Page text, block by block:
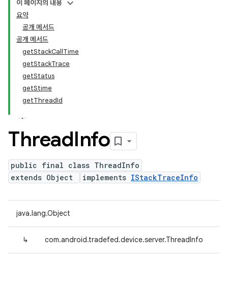
이 페이지의 내용
요약
공개 메서드
공개 메서드
getStackCallTime
getStackTrace
getStatus
getStime
getThreadId
ThreadInfo
public final class ThreadInfo
extends Object
implements IStackTraceInfo
java.lang.Object
↳ com.android.tradefed.device.server.ThreadInfo